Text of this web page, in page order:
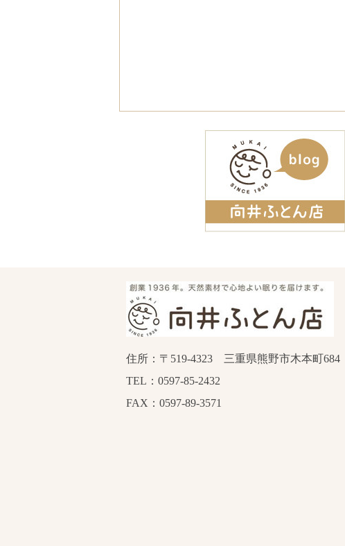
住所：〒519-4323 三重県熊野市木本町684
TEL：0597-85-2432
FAX：0597-89-3571